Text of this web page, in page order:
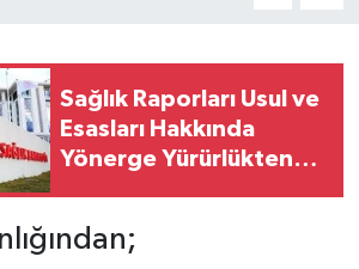
Sağlık Raporları Usul ve
Esasları Hakkında
Yönerge Yürürlükten